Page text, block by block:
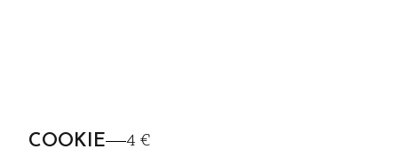
COOKIE 4 €